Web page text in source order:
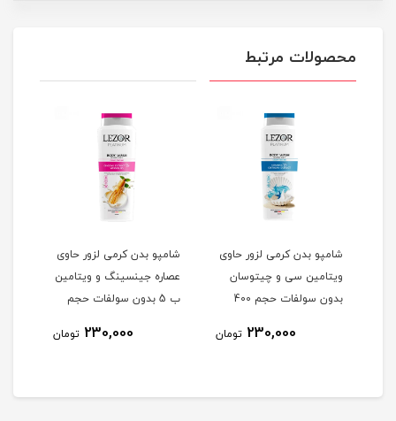
محصولات مرتبط
شامپو بدن کرمی لزور حاوی
ویتامین سی و چیتوسان
بدون سولفات حجم 400
230,000 تومان
شامپو بدن کرمی لزور حاوی
عصاره جینسینگ و ویتامین
ب 5 بدون سولفات حجم
230,000 تومان